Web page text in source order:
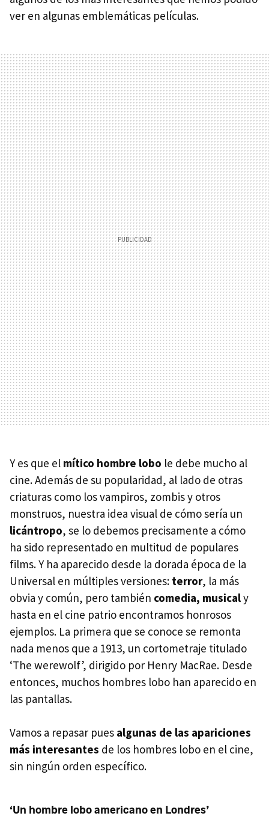
ver en algunas emblemáticas películas.
Y es que el mítico hombre lobo le debe mucho al
cine. Además de su popularidad, al lado de otras
criaturas como los vampiros, zombis y otros
monstruos, nuestra idea visual de cómo sería un
licántropo, se lo debemos precisamente a cómo
ha sido representado en multitud de populares
films. Y ha aparecido desde la dorada época de la
Universal en múltiples versiones: terror, la más
obvia y común, pero también comedia, musicaly
hasta en el cine patrio encontramos honrosos
ejemplos. La primera que se conoce se remonta
nada menos que a 1913, un cortometraje titulado
‘The werewolf’, dirigido por Henry MacRae. Desde
entonces, muchos hombres lobo han aparecido en
las pantallas.
Vamos a repasar pues algunas de las apariciones
más interesantes de los hombres lobo en el cine,
sin ningún orden específico.
‘Un hombre lobo americano en Londres’